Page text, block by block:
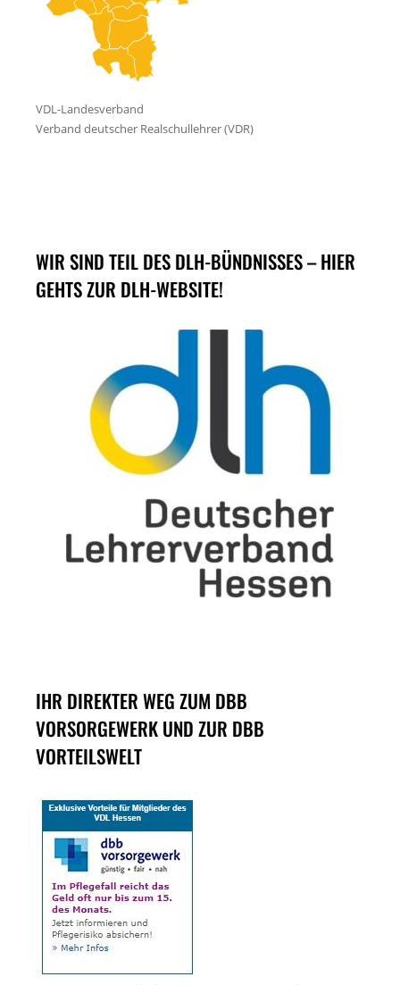
WIR SIND TEIL DES DLH-BÜNDNISSES – HIER
GEHTS ZUR DLH-WEBSITE!
IHR DIREKTER WEG ZUM DBB
VORSORGEWERK UND ZUR DBB
VORTEILSWELT